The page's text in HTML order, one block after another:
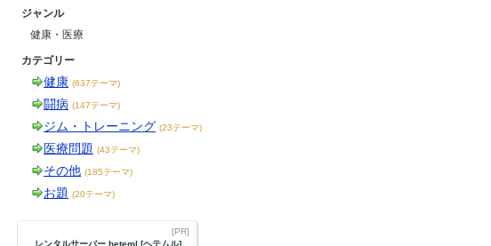
ジャンル
健康・医療
カテゴリー
健康 (637テーマ)
闘病 (147テーマ)
ジム・トレーニング (23テーマ)
医療問題 (43テーマ)
その他 (185テーマ)
お題 (20テーマ)
[PR]
レンタルサーバー heteml [ヘテムル]